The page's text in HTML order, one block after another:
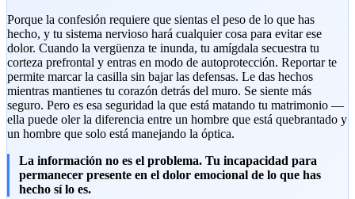
Porque la confesión requiere que sientas el peso de lo que has
hecho, y tu sistema nervioso hará cualquier cosa para evitar ese
dolor. Cuando la vergüenza te inunda, tu amígdala secuestra tu
corteza prefrontal y entras en modo de autoprotección. Reportar te
permite marcar la casilla sin bajar las defensas. Le das hechos
mientras mantienes tu corazón detrás del muro. Se siente más
seguro. Pero es esa seguridad la que está matando tu matrimonio —
ella puede oler la diferencia entre un hombre que está quebrantado y
un hombre que solo está manejando la óptica.
La información no es el problema. Tu incapacidad para
permanecer presente en el dolor emocional de lo que has
hecho sí lo es.